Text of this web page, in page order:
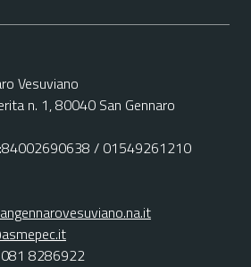
Vesuviano
n. 1, 80040 San Gennaro
/ 01549261210
081 8286922